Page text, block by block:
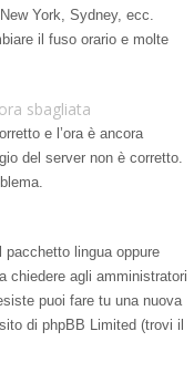
York, Sydney, ecc.
il fuso orario e molte
sbagliata
e l’ora è ancora
del server non è corretto.
pacchetto lingua oppure
chiedere agli amministratori
puoi fare tu una nuova
di phpBB Limited (trovi il